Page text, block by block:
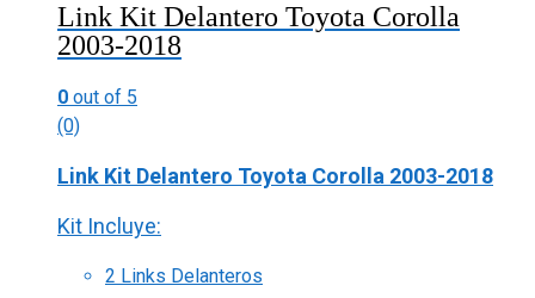
Link Kit Delantero Toyota Corolla
2003-2018
0 out of 5
(0)
Link Kit Delantero Toyota Corolla 2003-2018
Kit Incluye:
2 Links Delanteros